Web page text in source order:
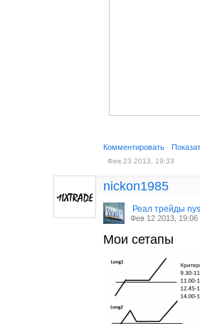
Комментировать ·
Фев 23 2013, 19:33
nickon1985
Реал трейды
Фев 12 2013, 19:06
Мои сетапы